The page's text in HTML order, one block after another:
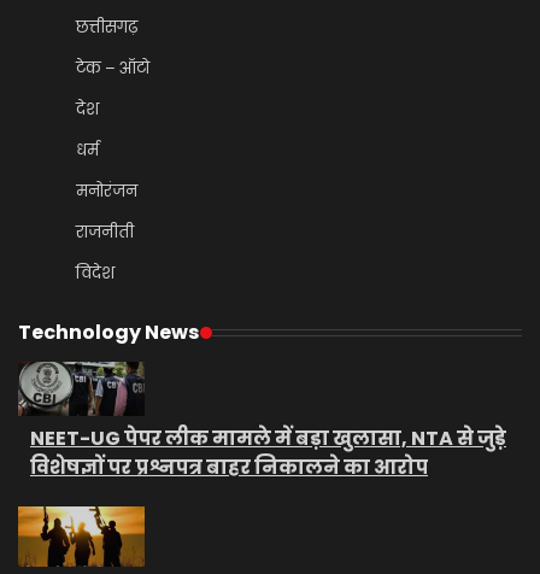
छत्तीसगढ़
टेक – ऑटो
देश
धर्म
मनोरंजन
राजनीती
विदेश
Technology News
NEET-UG पेपर लीक मामले में बड़ा खुलासा, NTA से जुड़े
विशेषज्ञों पर प्रश्नपत्र बाहर निकालने का आरोप